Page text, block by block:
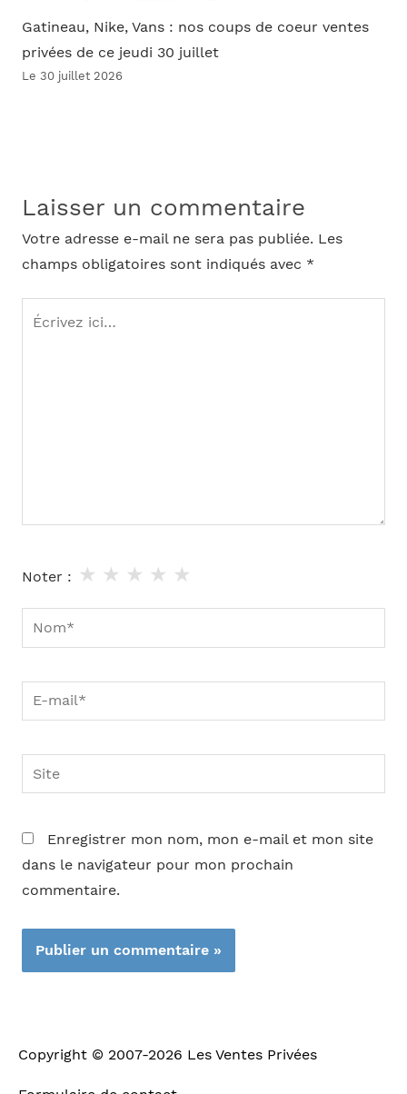
Gatineau, Nike, Vans : nos coups de coeur ventes
privées de ce jeudi 30 juillet
Le 30 juillet 2026
Laisser un commentaire
Votre adresse e-mail ne sera pas publiée. Les
champs obligatoires sont indiqués avec *
Écrivez
Noter : ★
★
★
★
★
Nom*
E-
mail*
Site
Enregistrer mon nom, mon e-mail et mon site
dans le navigateur pour mon prochain
commentaire.
Copyright © 2007-2026 Les Ventes Privées